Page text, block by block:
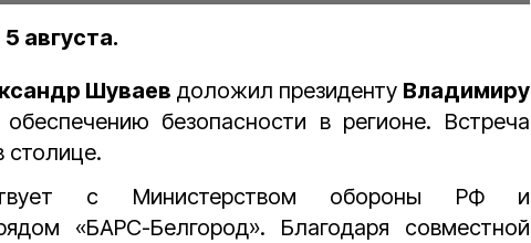
августа.
Шуваев доложил президенту Владимиру
безопасности в регионе. Встреча
столице.
с Министерством обороны РФ и
«БАРС-Белгород». Благодаря совместной